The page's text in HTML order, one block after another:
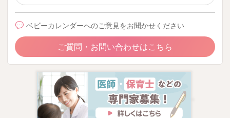
ベビーカレンダーへのご意見をお聞かせください
ご質問・お問い合わせはこちら